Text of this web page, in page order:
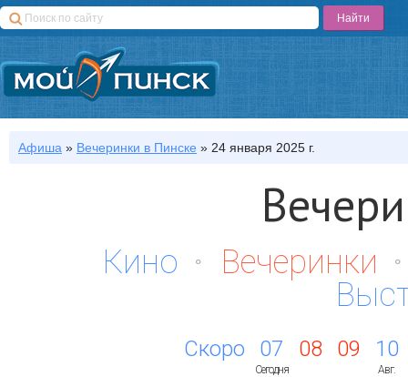
Афиша » Вечеринки в Пинске » 24 января 2025 г.
Кино
Вечеринки
Скоро 07
Сегодня
08 09 10
Авг.